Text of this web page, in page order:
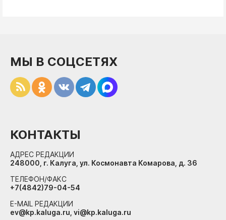
МЫ В СОЦСЕТЯХ
КОНТАКТЫ
АДРЕС РЕДАКЦИИ
248000, г. Калуга, ул. Космонавта Комарова, д. 36
ТЕЛЕФОН/ФАКС
+7(4842)79-04-54
E-MAIL РЕДАКЦИИ
ev@kp.kaluga.ru, vi@kp.kaluga.ru